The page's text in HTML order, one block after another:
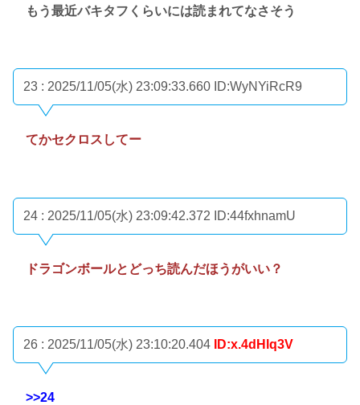
もう最近バキタフくらいには読まれてなさそう
23 : 2025/11/05(水) 23:09:33.660 ID:WyNYiRcR9
てかセクロスしてー
24 : 2025/11/05(水) 23:09:42.372 ID:44fxhnamU
ドラゴンボールとどっち読んだほうがいい？
26 : 2025/11/05(水) 23:10:20.404 ID:x.4dHlq3V
>>24